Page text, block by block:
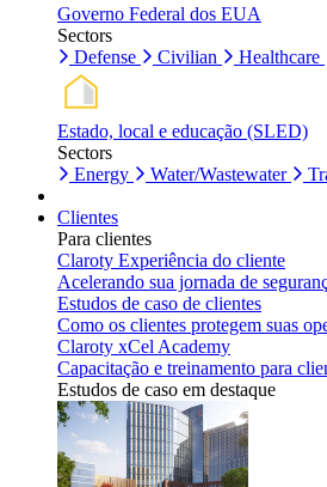
Governo Federal dos EUA
Sectors
Defense
Civilian Healthcare
Estado, local e educação (SLED)
Sectors
Energy
Water/Wastewater
Clientes
Para clientes
Claroty Experiência do cliente
Acelerando sua jornada de
Estudos de caso de clientes
Como os clientes protegem suas
Claroty xCel Academy
Capacitação e treinamento para
Estudos de caso em destaque